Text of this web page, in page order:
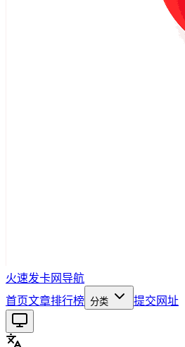
火速发卡网导航
首页文章排行榜 分类 提交网址